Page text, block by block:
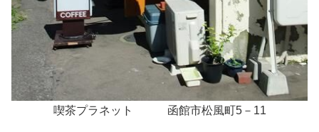
喫茶プラネット 函館市松風町5－11